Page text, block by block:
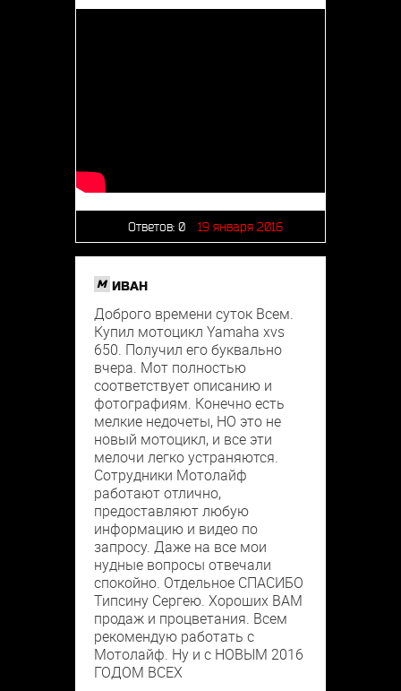
Ответов: 0 19 января 2016
M ИВАН
Доброго времени суток Всем.
Купил мотоцикл Yamaha xvs
650. Получил его буквально
вчера. Мот полностью
соответствует описанию и
фотографиям. Конечно есть
мелкие недочеты, НО это не
новый мотоцикл, и все эти
мелочи легко устраняются.
Сотрудники Мотолайф
работают отлично,
предоставляют любую
информацию и видео по
запросу. Даже на все мои
нудные вопросы отвечали
спокойно. Отдельное СПАСИБО
Типсину Сергею. Хороших ВАМ
продаж и процветания. Всем
рекомендую работать с
Мотолайф. Ну и с НОВЫМ 2016
ГОДОМ ВСЕХ